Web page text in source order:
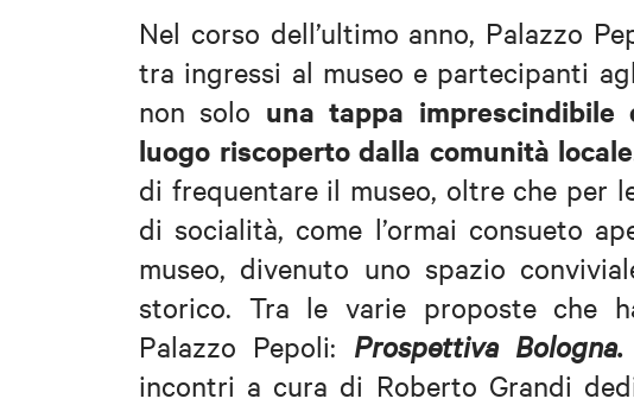
Nel corso dell’ultimo anno, Palazzo
tra ingressi al museo e partecipanti
non solo una tappa
luogo riscoperto dalla comunità locale
di frequentare il museo, oltre che per
di socialità, come l’ormai consueto
museo, divenuto uno spazio
storico. Tra le varie proposte che
Palazzo Pepoli: Prospettiva
incontri a cura di Roberto Grandi